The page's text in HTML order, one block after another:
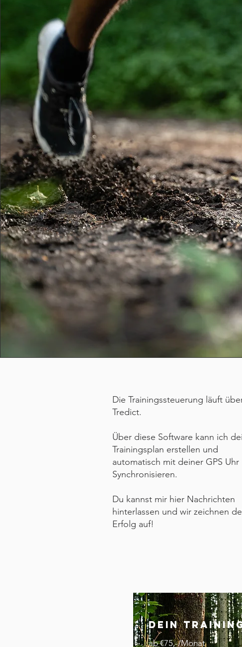
Die Trainingssteuerung läuft
Tredict.
Über diese Software kann ich
Trainingsplan erstellen und
automatisch mit deiner GPS Uhr
Synchronisieren.
Du kannst mir hier Nachrichten
hinterlassen und wir zeichnen
Erfolg auf!
Dein
ab €75,-/Monat